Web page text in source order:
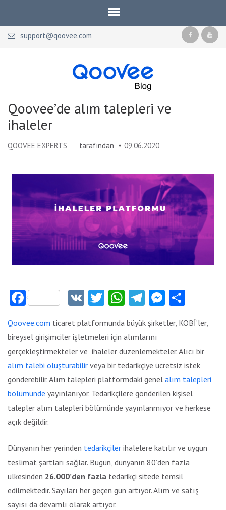
support@qoovee.com
Qoovee Blog
Qoovee’de alım talepleri ve
ihaleler
QOOVEE EXPERTS tarafından 09.06.2020
FacebookVK Twitter
WhatsApp
Telegram
Qoovee.com ticaret platformunda büyük şirketler, KOBİ’ler,
bireysel girişimciler işletmeleri için alımlarını
gerçekleştirmekteler ve ihaleler düzenlemekteler. Alıcı bir
alım talebi oluşturabilir veya bir tedarikçiye ücretsiz istek
gönderebilir. Alım talepleri platformdaki genel alım talepleri
bölümünde yayınlanıyor. Tedarikçilere gönderilen kişisel
talepler alım talepleri bölümünde yayınlanmıyor ve herkese
açık değildir.
Dünyanın her yerinden tedarikçiler ihalelere katılır ve uygun
teslimat şartları sağlar. Bugün, dünyanın 80’den fazla
ülkesinden 26.000’den fazla tedarikçi sitede temsil
edilmektedir. Sayıları her geçen gün artıyor. Alım ve satış
sayısı da devamlı olarak artıyor.